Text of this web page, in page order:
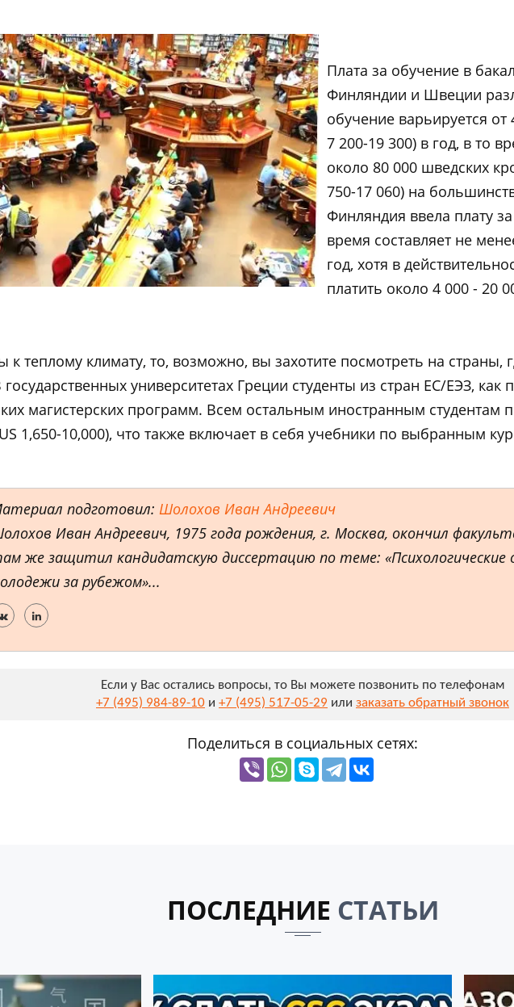
Плата за обучение в
Финляндии и Швеции
обучение варьируется от
7 200-19 300) в год, в то
около 80 000 шведских
750-17 060) на
Финляндия ввела плату
время составляет не
год, хотя в
платить около 4 000 - 20
к теплому климату, то, возможно, вы захотите посмотреть на страны,
университетах Греции студенты из стран ЕС/ЕЭЗ, как
магистерских программ. Всем остальным иностранным студентам
1,650-10,000), что также включает в себя учебники по выбранным
подготовил: Шолохов Иван Андреевич
Иван Андреевич, 1975 года рождения, г. Москва, окончил
же защитил кандидатскую диссертацию по теме: «Психологические
за рубежом»...
Если у Вас остались вопросы, то Вы можете позвонить по телефонам
+7 (495) 984-89-10 и +7 (495) 517-05-29 или заказать обратный звонок
Поделиться в социальных сетях:
ПОСЛЕДНИЕ СТАТЬИ